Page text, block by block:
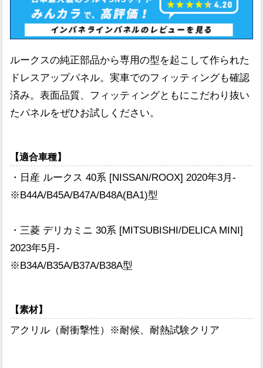
ルークスの純正部品から専用の型を起こして作られた
ドレスアップパネル。実車でのフィッティングも確認
済み。表面品質、フィッティングともにこだわり抜い
たパネルをぜひお試しください。
【適合車種】
・日産 ルークス 40系 [NISSAN/ROOX] 2020年3月-
※B44A/B45A/B47A/B48A(BA1)型
・三菱 デリカミニ 30系 [MITSUBISHI/DELICA MINI]
2023年5月-
※B34A/B35A/B37A/B38A型
【素材】
アクリル（耐衝撃性）※耐候、耐熱試験クリア